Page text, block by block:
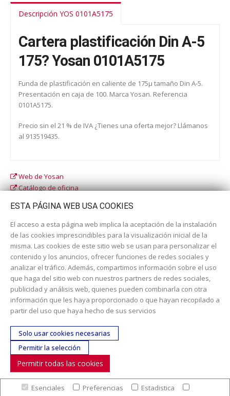
Descripción YOS 0101A5175
Cartera plastificación Din A-5
175? Yosan 0101A5175
Funda de plastificación en caliente de 175µ tamaño Din A-5.
Presentación en caja de 100. Marca Yosan. Referencia
0101A5175.
Precio sin el 21 % de IVA ¿Tienes una oferta mejor? Llámanos
al 913519435.
Web de Yosan
Catálogo de oficina
Dirección:c/ Cercedilla nº 14, 28925 Alcorcón
Email:contacta aquí
Teléfono:913519435
SÍGUENOS
© Copyright 2017. Todos los derechos reservados. |Nuestra
ESTA PÁGINA WEB USA COOKIES
El acceso a esta página web implica la aceptación de la instalación
de las cookies imprescindibles para la visualización inicial de la
misma. Las cookies de este sitio web se usan para personalizar el
contenido y los anuncios, ofrecer funciones de redes sociales y
analizar el tráfico. Además, compartimos información sobre el uso
que haga del sitio web con nuestros partners de redes sociales,
publicidad y análisis web, quienes pueden combinarla con otra
información que les haya proporcionado o que hayan recopilado a
partir del uso que haya hecho de sus servicios
Solo usar cookies necesarias
Permitir la selección
Permitir todas las cookies
Esenciales Preferencias
Estadistica